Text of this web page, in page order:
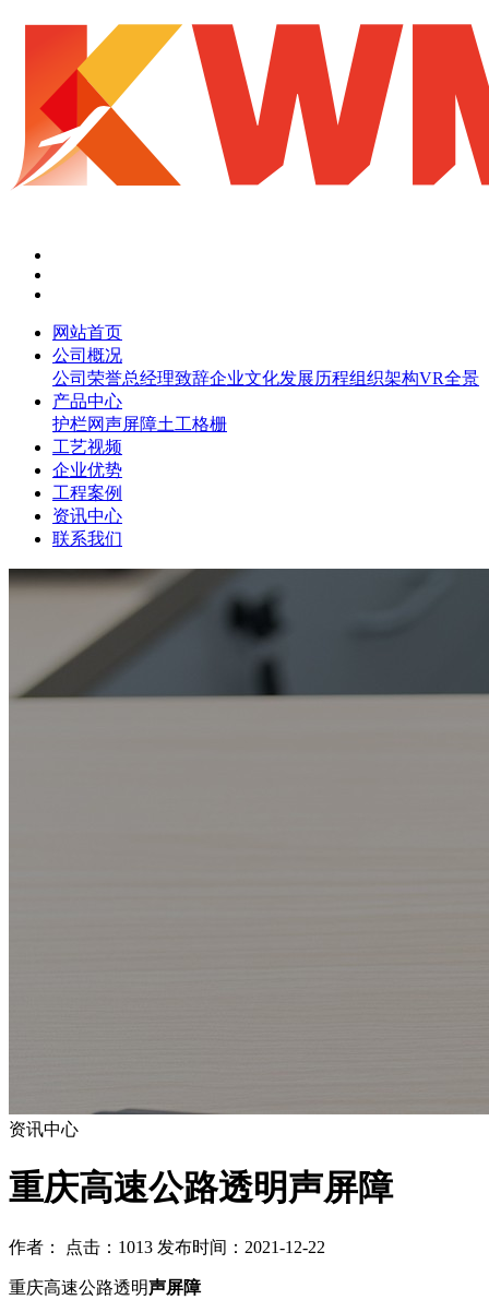
网站首页
公司概况
公司荣誉总经理致辞企业文化发展历程组织架构VR全景
产品中心
护栏网声屏障土工格栅
工艺视频
企业优势
工程案例
资讯中心
联系我们
资讯中心
重庆高速公路透明声屏障
作者： 点击：1013 发布时间：2021-12-22
重庆高速公路透明声屏障